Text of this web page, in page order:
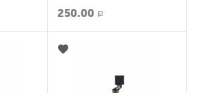
250.00 Р